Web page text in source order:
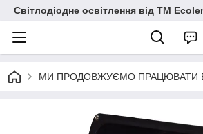
Світлодіодне освітлення від ТМ
МИ ПРОДОВЖУЄМО ПРАЦЮВАТИ В